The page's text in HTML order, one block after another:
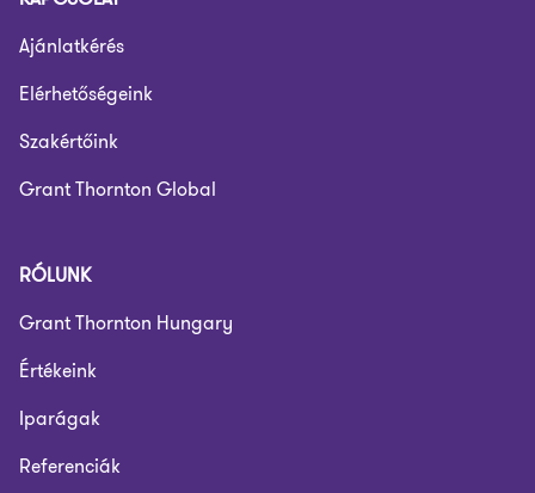
Ajánlatkérés
Elérhetőségeink
Szakértőink
Grant Thornton Global
RÓLUNK
Grant Thornton Hungary
Értékeink
Iparágak
Referenciák